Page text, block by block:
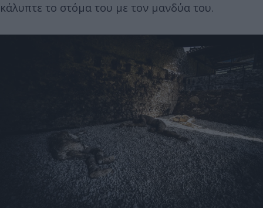
κάλυπτε το στόμα του με τον μανδύα του.